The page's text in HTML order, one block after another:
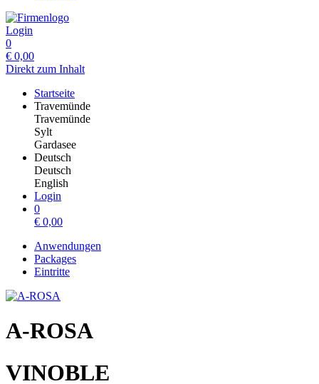
Login
0
€ 0,00
Direkt zum Inhalt
Startseite
Travemünde
Travemünde
Sylt
Gardasee
Deutsch
Deutsch
English
Login
0
€ 0,00
Anwendungen
Packages
Eintritte
A-ROSA
VINOBLE